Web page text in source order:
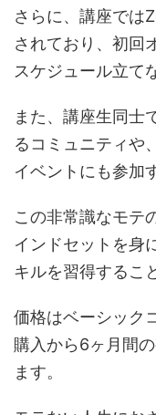
さらに、講座では
されており、初回
スケジュール立て
また、講座生同士
るコミュニティや
イベントにも参加
この非常識なモテ
インドセットを身
キルを習得するこ
価格はベーシック
購入から6ヶ月間
ます。